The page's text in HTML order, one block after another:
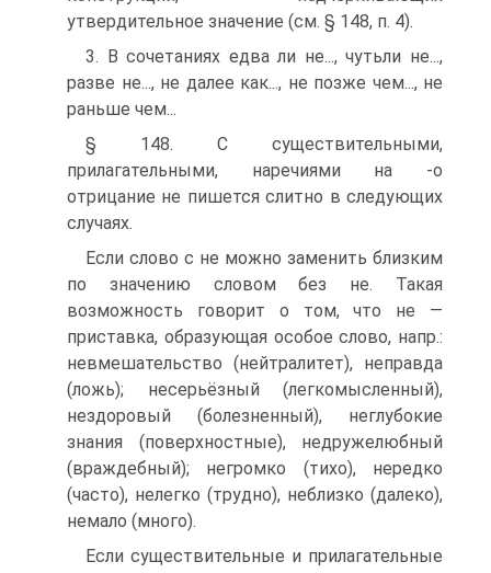
утвердительное значение (см. § 148, п. 4).
3. В сочетаниях едва ли не..., чутьли не...,
разве не..., не далее как..., не позже чем..., не
раньше чем...
§ 148. С существительными,
прилагательными, наречиями на -о
отрицание не пишется слитно в следующих
случаях.
Если слово с не можно заменить близким
по значению словом без не. Такая
возможность говорит о том, что не —
приставка, образующая особое слово, напр.:
невмешательство (нейтралитет), неправда
(ложь); несерьёзный (легкомысленный),
нездоровый (болезненный), неглубокие
знания (поверхностные), недружелюбный
(враждебный); негромко (тихо), нередко
(часто), нелегко (трудно), неблизко (далеко),
немало (много).
Если существительные и прилагательные